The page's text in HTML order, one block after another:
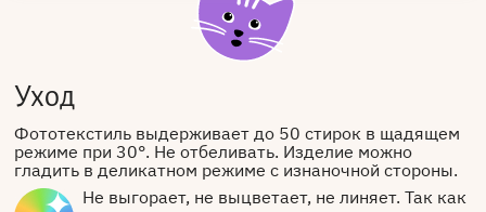
Уход
Фототекстиль выдерживает до 50 стирок в щадящем
режиме при 30°. Не отбеливать. Изделие можно
гладить в деликатном режиме с изнаночной стороны.
Не выгорает, не выцветает, не линяет. Так как